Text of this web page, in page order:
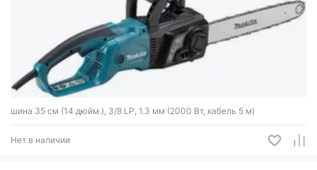
шина 35 см (14 дюйм.), 3/8 LP, 1.3 мм (2000 Вт, кабель 5 м)
Нет в наличии